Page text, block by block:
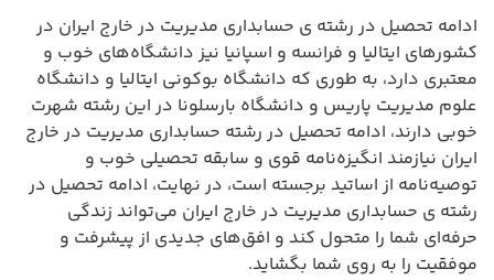
ادامه تحصیل در رشته ی حسابداری مدیریت در خارج ایران در
کشورهای ایتالیا و فرانسه و اسپانیا نیز دانشگاه‌های خوب و
معتبری دارد، به طوری که دانشگاه بوکونی ایتالیا و دانشگاه
علوم مدیریت پاریس و دانشگاه بارسلونا در این رشته شهرت
خوبی دارند، ادامه تحصیل در رشته حسابداری مدیریت در خارج
ایران نیازمند انگیزه‌نامه قوی و سابقه تحصیلی خوب و
توصیه‌نامه از اساتید برجسته است، در نهایت، ادامه تحصیل در
رشته ی حسابداری مدیریت در خارج ایران می‌تواند زندگی
حرفه‌ای شما را متحول کند و افق‌های جدیدی از پیشرفت و
موفقیت را به روی شما بگشاید.